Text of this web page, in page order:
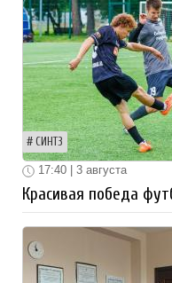
СИНТЗ
17:40 | 3 августа
Красивая победа